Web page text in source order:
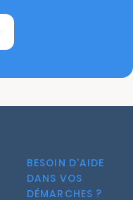
BESOIN D'AIDE
DANS VOS
DÉMARCHES ?